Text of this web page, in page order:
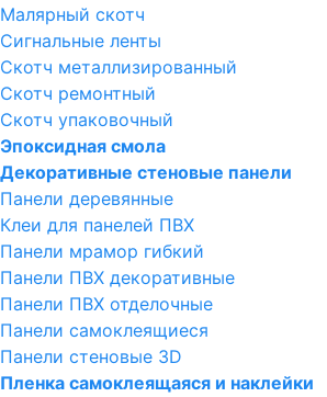
Малярный скотч
Сигнальные ленты
Скотч металлизированный
Скотч ремонтный
Скотч упаковочный
Эпоксидная смола
Декоративные стеновые панели
Панели деревянные
Клеи для панелей ПВХ
Панели мрамор гибкий
Панели ПВХ декоративные
Панели ПВХ отделочные
Панели самоклеящиеся
Панели стеновые 3D
Пленка самоклеящаяся и наклейки